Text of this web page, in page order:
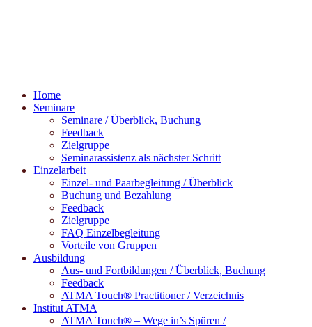
Home
Seminare
Seminare / Überblick, Buchung
Feedback
Zielgruppe
Seminarassistenz als nächster Schritt
Einzelarbeit
Einzel- und Paarbegleitung / Überblick
Buchung und Bezahlung
Feedback
Zielgruppe
FAQ Einzelbegleitung
Vorteile von Gruppen
Ausbildung
Aus- und Fortbildungen / Überblick, Buchung
Feedback
ATMA Touch® Practitioner / Verzeichnis
Institut ATMA
ATMA Touch® – Wege in’s Spüren /